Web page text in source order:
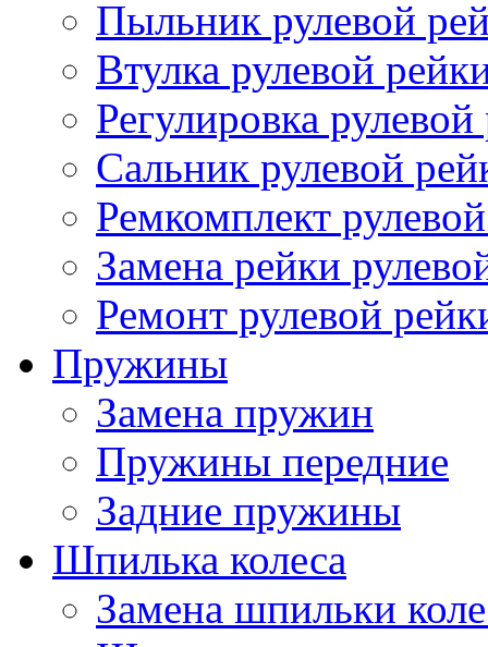
Пыльник рулевой
Втулка рулевой
Регулировка
Сальник рулевой
Ремкомплект
Замена рейки
Ремонт рулевой
Пружины
Замена пружин
Пружины передние
Задние пружины
Шпилька колеса
Замена шпильки